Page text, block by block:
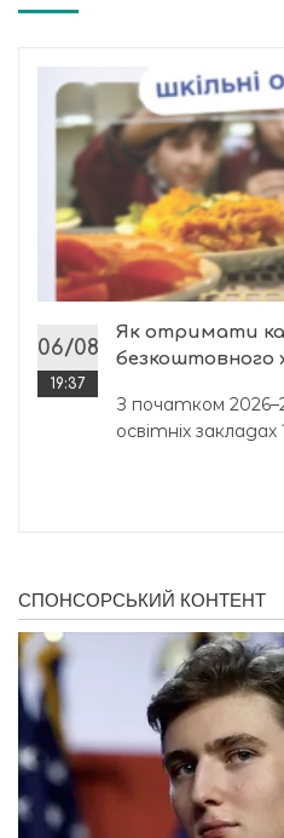
06/08
19:37
Як отримати
безкоштовного
З початком
освітніх